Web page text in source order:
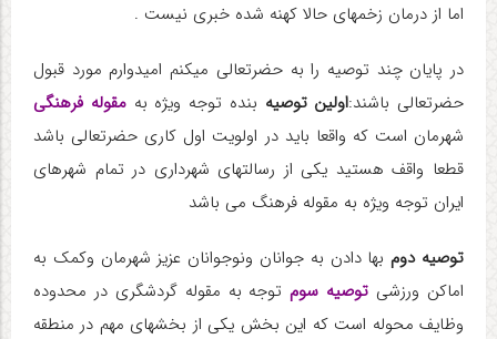
اما از درمان زخمهای حالا کهنه شده خبری نیست .
در پایان چند توصیه را به حضرتعالی میکنم امیدوارم مورد قبول
حضرتعالی باشند:اولین توصیه بنده توجه ویژه بهمقوله فرهنگی
شهرمان است که واقعا باید در اولویت اول کاری حضرتعالی باشد
قطعا واقف هستید یکی از رسالتهای شهرداری در تمام شهرهای
ایران توجه ویژه به مقوله فرهنگ می باشد
توصیه دومبها دادن به جوانان ونوجوانان عزیز شهرمان وکمک به
اماکن ورزشی توصیه سومتوجه به مقوله گردشگری در محدوده
وظایف محوله است که این بخش یکی از بخشهای مهم در منطقه